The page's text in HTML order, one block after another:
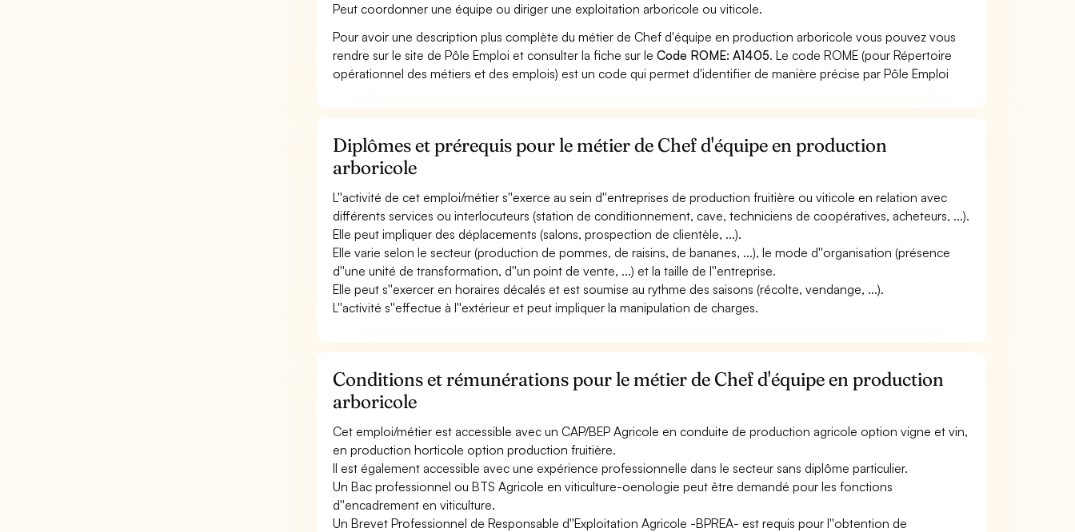
Peut coordonner une équipe ou diriger une exploitation arboricole ou viticole.
Pour avoir une description plus complète du métier de Chef d'équipe en production arboricole vous pouvez vous
rendre sur le site de Pôle Emploi et consulter la fiche sur leCode ROME: A1405. Le code ROME (pour Répertoire
opérationnel des métiers et des emplois) est un code qui permet d'identifier de manière précise par Pôle Emploi
Diplômes et prérequis pour le métier de Chef d'équipe en production
arboricole
L''activité de cet emploi/métier s''exerce au sein d''entreprises de production fruitière ou viticole en relation avec
différents services ou interlocuteurs (station de conditionnement, cave, techniciens de coopératives, acheteurs, ...).
Elle peut impliquer des déplacements (salons, prospection de clientèle, ...).
Elle varie selon le secteur (production de pommes, de raisins, de bananes, ...), le mode d''organisation (présence
d''une unité de transformation, d''un point de vente, ...) et la taille de l''entreprise.
Elle peut s''exercer en horaires décalés et est soumise au rythme des saisons (récolte, vendange, ...).
L''activité s''effectue à l''extérieur et peut impliquer la manipulation de charges.
Conditions et rémunérations pour le métier de Chef d'équipe en production
arboricole
Cet emploi/métier est accessible avec un CAP/BEP Agricole en conduite de production agricole option vigne et vin,
en production horticole option production fruitière.
Il est également accessible avec une expérience professionnelle dans le secteur sans diplôme particulier.
Un Bac professionnel ou BTS Agricole en viticulture-oenologie peut être demandé pour les fonctions
d''encadrement en viticulture.
Un Brevet Professionnel de Responsable d''Exploitation Agricole -BPREA- est requis pour l''obtention de